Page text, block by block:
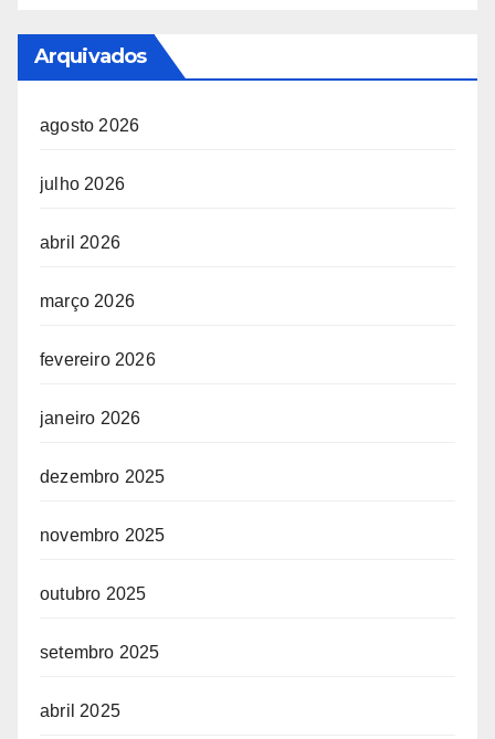
Arquivados
agosto 2026
julho 2026
abril 2026
março 2026
fevereiro 2026
janeiro 2026
dezembro 2025
novembro 2025
outubro 2025
setembro 2025
abril 2025